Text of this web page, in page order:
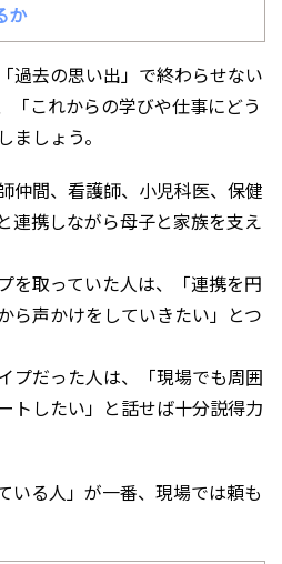
か
過去の思い出」で終わらせない
「これからの学びや仕事にどう
しょう。
仲間、看護師、小児科医、保健
連携しながら母子と家族を支え
を取っていた人は、「連携を円
ら声かけをしていきたい」とつ
プだった人は、「現場でも周囲
トしたい」と話せば十分説得力
いる人」が一番、現場では頼も